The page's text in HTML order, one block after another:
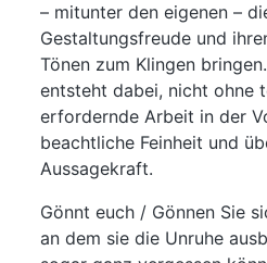
– mitunter den eigenen –
Gestaltungsfreude und
Tönen zum Klingen
entsteht dabei, nicht ohne
erfordernde Arbeit in der
beachtliche Feinheit und
Aussagekraft.
Gönnt euch / Gönnen Sie
an dem sie die Unruhe